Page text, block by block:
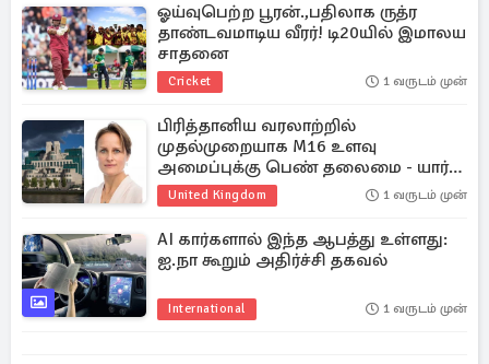
ஓய்வுபெற்ற பூரன்.,பதிலாக ருத்ர
தாண்டவமாடிய வீரர்! டி20யில் இமாலய
சாதனை
Cricket 1 வருடம் முன்
பிரித்தானிய வரலாற்றில்
முதல்முறையாக M16 உளவு
அமைப்புக்கு பெண் தலைமை - யார்
இந்த பிளேஸ் மெட்ரூவேலி?
United Kingdom 1 வருடம் முன்
AI கார்களால் இந்த ஆபத்து உள்ளது:
ஐ.நா கூறும் அதிர்ச்சி தகவல்
International 1 வருடம் முன்